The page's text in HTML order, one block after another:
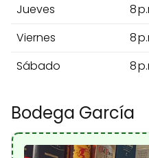
Jueves
8
Viernes
8
Sábado
8
Bodega García